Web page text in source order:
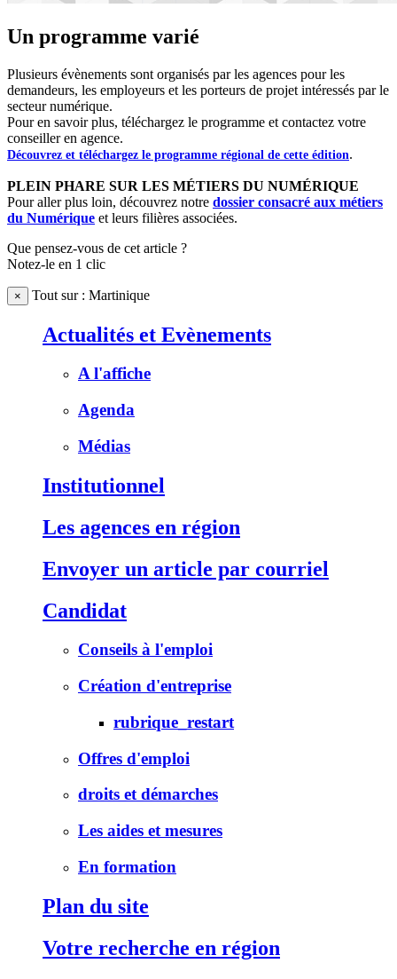
Un programme varié
Plusieurs évènements sont organisés par les agences pour les
demandeurs, les employeurs et les porteurs de projet intéressés par le
secteur numérique.
Pour en savoir plus, téléchargez le programme et contactez votre
conseiller en agence.
Découvrez et téléchargez le programme régional de cette édition.
PLEIN PHARE SUR LES MÉTIERS DU NUMÉRIQUE
Pour aller plus loin, découvrez notre dossier consacré aux métiers
du Numérique et leurs filières associées.
Que pensez-vous de cet article ?
Notez-le en 1 clic
× Tout sur : Martinique
Actualités et Evènements
A l'affiche
Agenda
Médias
Institutionnel
Les agences en région
Envoyer un article par courriel
Candidat
Conseils à l'emploi
Création d'entreprise
rubrique_restart
Offres d'emploi
droits et démarches
Les aides et mesures
En formation
Plan du site
Votre recherche en région